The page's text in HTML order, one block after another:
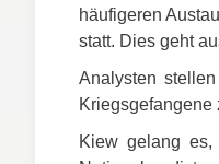
häufigeren
statt. Dies geht
Analysten
Kriegsgefangene
Kiew gelang es,